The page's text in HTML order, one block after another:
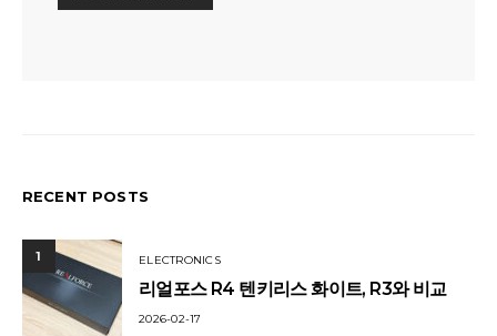
RECENT POSTS
1 ELECTRONICS
리얼포스 R4 텐키리스 화이트, R3와 비교
2026-02-17